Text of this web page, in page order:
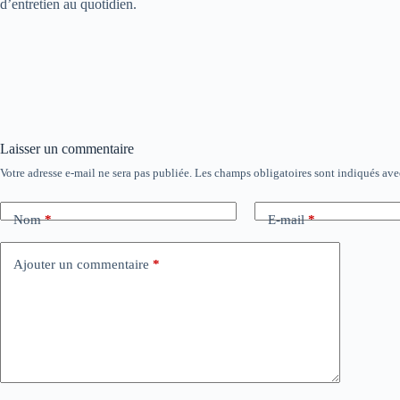
d’entretien au quotidien.
Laisser un commentaire
Votre adresse e-mail ne sera pas publiée. Les champs obligatoires sont indiqués
Nom* E-mail*
Ajouter un commentaire *